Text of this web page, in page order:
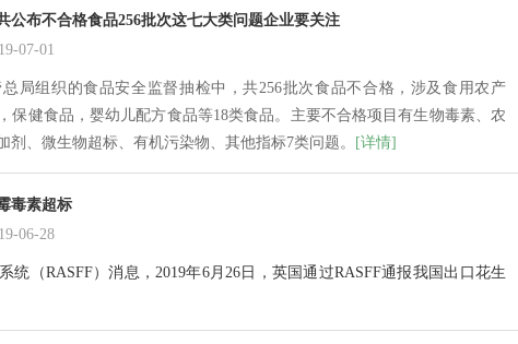
公布不合格食品256批次这七大类问题企业要关注
07-01
局组织的食品安全监督抽检中，共256批次食品不合格，涉及食用农产
保健食品，婴幼儿配方食品等18类食品。主要不合格项目有生物毒素、农
剂、微生物超标、有机污染物、其他指标7类问题。
[详情]
毒素超标
06-28
统（RASFF）消息，2019年6月26日， 英国通过RASFF通报我国 出口 花生